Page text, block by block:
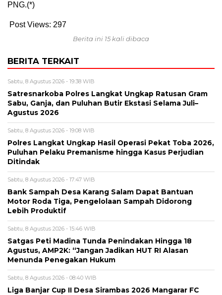
PNG.(*)
Post Views: 297
Berita ini 15 kali dibaca
BERITA TERKAIT
Sabtu, 8 Agustus 2026 - 19:38 WIB
Satresnarkoba Polres Langkat Ungkap Ratusan Gram
Sabu, Ganja, dan Puluhan Butir Ekstasi Selama Juli–
Agustus 2026
Sabtu, 8 Agustus 2026 - 19:08 WIB
Polres Langkat Ungkap Hasil Operasi Pekat Toba 2026,
Puluhan Pelaku Premanisme hingga Kasus Perjudian
Ditindak
Sabtu, 8 Agustus 2026 - 17:47 WIB
Bank Sampah Desa Karang Salam Dapat Bantuan
Motor Roda Tiga, Pengelolaan Sampah Didorong
Lebih Produktif
Sabtu, 8 Agustus 2026 - 15:46 WIB
Satgas Peti Madina Tunda Penindakan Hingga 18
Agustus, AMP2K: “Jangan Jadikan HUT RI Alasan
Menunda Penegakan Hukum
Sabtu, 8 Agustus 2026 - 08:40 WIB
Liga Banjar Cup II Desa Sirambas 2026 Mangarar FC